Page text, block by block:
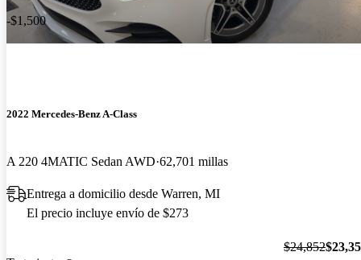
-$1,500
2022 Mercedes-Benz A-Class
A 220 4MATIC Sedan AWD 62,701 millas
Entrega a domicilio desde Warren, MI
El precio incluye envío de $273
$24,852